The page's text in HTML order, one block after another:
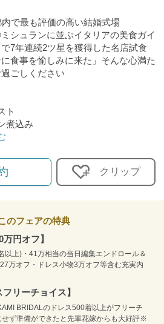
内で最も評価の高い結婚式場
シュランに並ぶイタリアの美食ガイ
7年連続2ツ星を獲得した名店試食
食事を愉しみに来た」そんな心満た
ごしください
ト
煮込み
クリップ
のフェアの特典
円オフ】
上)・41万相当の当日編集エンドロール＆
万オフ・ドレス小物3万オフ等含む充実内
リーチョイス】
BRIDALのドレス500着以上がフリーチ
せず準備ができたと先輩花嫁からも大好評※